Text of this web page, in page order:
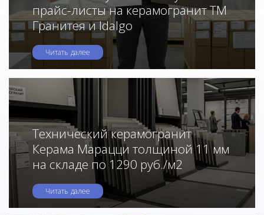
прайс-листы на керамогранит ТМ
Гранитея и Idalgo
Читать далее
Технический керамогранит
Керама Марацци толщиной 11 мм
на складе по 1290 руб./м2
Читать далее